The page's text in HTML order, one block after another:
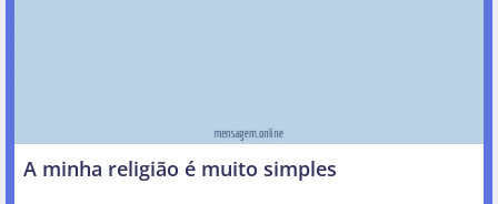
A minha religião é muito simples